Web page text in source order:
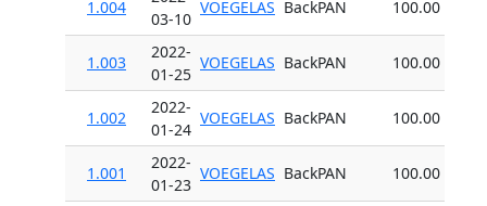
1.004
03-10
VOEGELAS BackPAN 100.00
1.003
2022-
01-25
VOEGELAS BackPAN 100.00
1.002
2022-
01-24
VOEGELAS BackPAN 100.00
1.001
2022-
01-23
VOEGELAS BackPAN 100.00